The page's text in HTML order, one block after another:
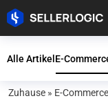
Alle ArtikelE-
Zuhause » E-